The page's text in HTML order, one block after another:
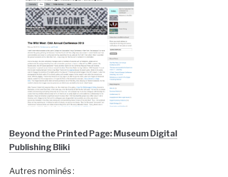
Beyond the Printed Page: Museum Digital
Publishing Bliki
Autres nominés :